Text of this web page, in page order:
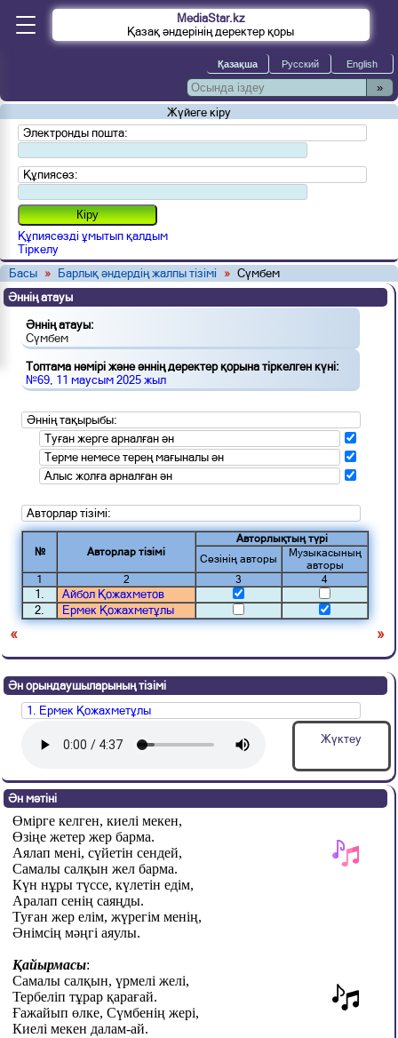
MediaStar.kz
Қазақ әндерінің деректер қоры
»
Жүйеге кіру
Электронды пошта:
Құпиясөз:
Құпиясөзді ұмытып қалдым
Тіркелу
Басы » Барлық әндердің жалпы тізімі » Сүмбем
Әннің атауы
Әннің атауы:
Сүмбем
Топтама нөмірі және әннің деректер қорына тіркелген күні:
№69, 11 маусым 2025 жыл
Әннің тақырыбы:
Туған жерге арналған ән
Терме немесе терең мағыналы ән
Алыс жолға арналған ән
Авторлар тізімі:
№ Авторлар тізімі
Авторлықтың түрі
Сөзінің авторы
Музыкасының
авторы
1
2 3 4
1.
Айбол Қожахметов
2.
Ермек Қожахметұлы
« »
Ән орындаушыларының тізімі
1. Ермек Қожахметұлы
Жүктеу
Ән мәтіні
Өмірге келген, киелі мекен,
Өзіңе жетер жер барма.
Аялап мені, сүйетін сендей,
Самалы салқын жел барма.
Күн нұры түссе, күлетін едім,
Аралап сенің саяңды.
Туған жер елім, жүрегім менің,
Әнімсің мәңгі аяулы.
Қайырмасы:
Самалы салқын, үрмелі желі,
Тербеліп тұрар қарағай.
Ғажайып өлке, Сүмбенің жері,
Киелі мекен далам-ай.